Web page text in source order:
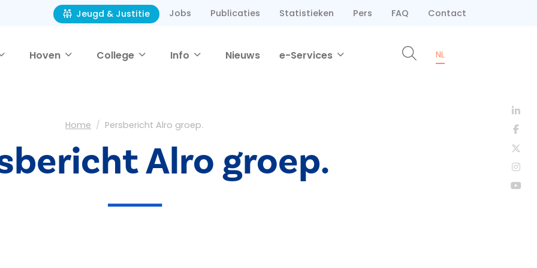
Jeugd & Justitie Jobs Publicaties Statistieken Pers FAQ Contact
Hoven College Info Nieuws e-Services NL
Home Persbericht Alro groep.
Alro groep.